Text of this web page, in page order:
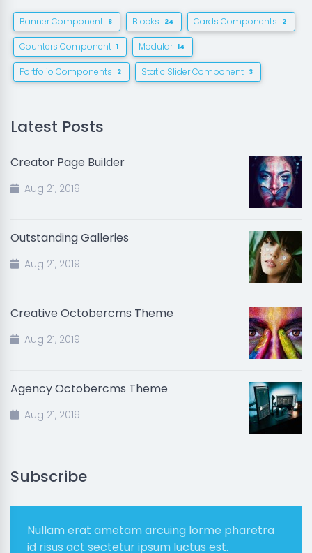
Banner Component 8 Blocks 24 Cards Components 2
Counters Component 1 Modular 14
Portfolio Components 2 Static Slider Component 3
Latest Posts
Creator Page Builder
Aug 21, 2019
Outstanding Galleries
Aug 21, 2019
Creative Octobercms Theme
Aug 21, 2019
Agency Octobercms Theme
Aug 21, 2019
Subscribe
Nullam erat ametam arcuing lorme pharetra
id risus act sectetur ipsum luctus est.